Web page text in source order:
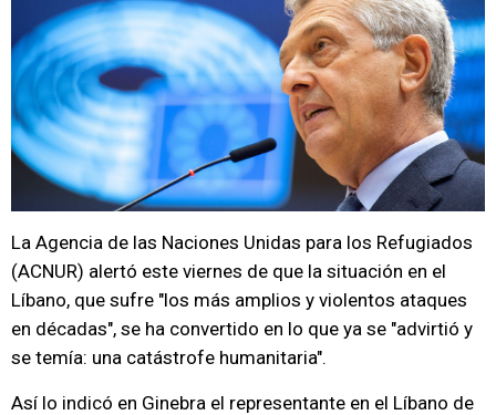
La Agencia de las Naciones Unidas para los Refugiados
(ACNUR) alertó este viernes de que la situación en el
Líbano, que sufre "los más amplios y violentos ataques
en décadas", se ha convertido en lo que ya se "advirtió y
se temía: una catástrofe humanitaria".
Así lo indicó en Ginebra el representante en el Líbano de